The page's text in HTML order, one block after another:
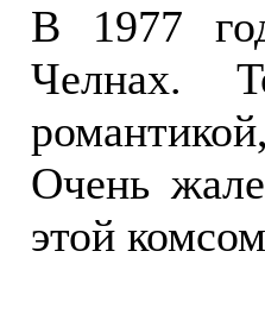
В 1977
Челнах.
Очень
этой